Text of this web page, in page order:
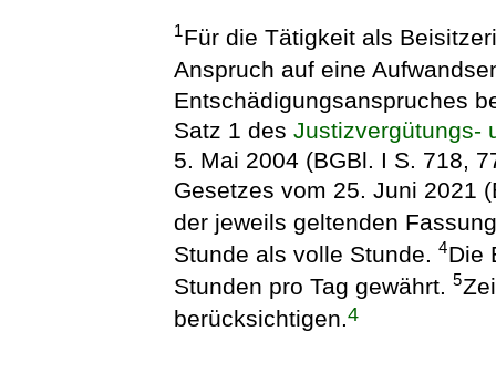
1Für die Tätigkeit als
Anspruch auf eine
Entschädigungsanspruches
Satz 1 desJustizvergütungs-
5. Mai 2004 (BGBl. I S. 718,
Gesetzes vom 25. Juni 2021
der jeweils geltenden
Stunde als volle Stunde.4Die
Stunden pro Tag gewährt.5
berücksichtigen.4